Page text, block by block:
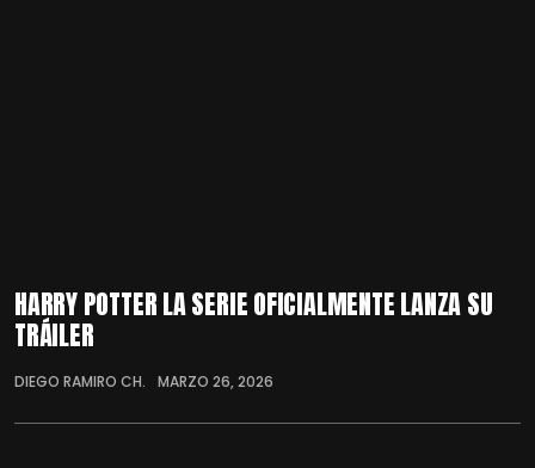
HARRY POTTER LA SERIE OFICIALMENTE LANZA SU
TRÁILER
DIEGO RAMIRO CH. MARZO 26, 2026